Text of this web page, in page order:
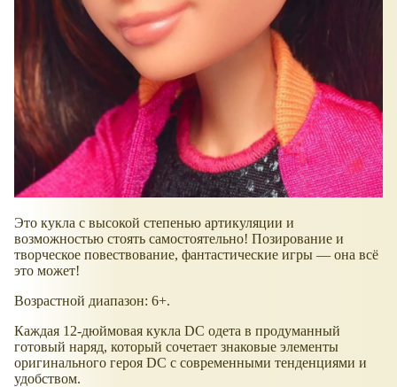
Это кукла с высокой степенью артикуляции и
возможностью стоять самостоятельно! Позирование и
творческое повествование, фантастические игры — она всё
это может!
Возрастной диапазон: 6+.
Каждая 12-дюймовая кукла DC одета в продуманный
готовый наряд, который сочетает знаковые элементы
оригинального героя DC с современными тенденциями и
удобством.